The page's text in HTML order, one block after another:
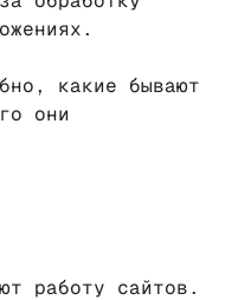
какие бывают
они
работу сайтов.